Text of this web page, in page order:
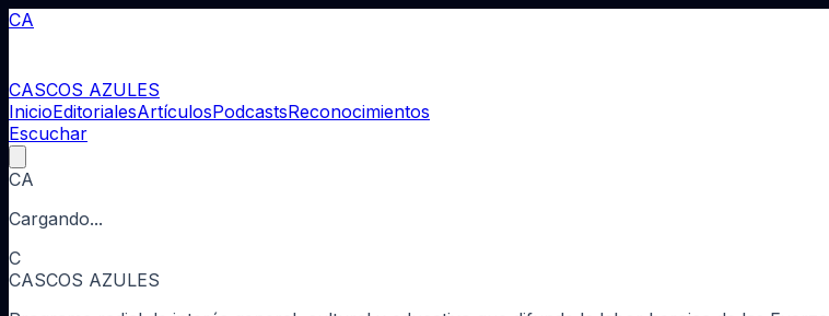
CA
CASCOS AZULES
InicioEditorialesArtículosPodcastsReconocimientos
Escuchar
CA
Cargando...
C
CASCOS AZULES